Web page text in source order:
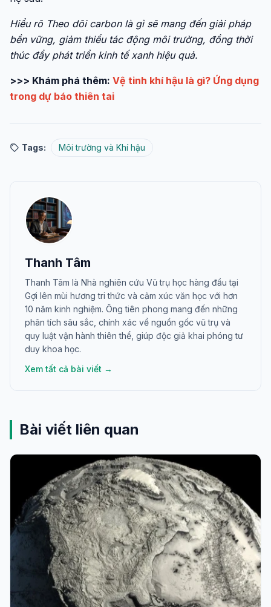
Hiểu rõ Theo dõi carbon là gì sẽ mang đến giải pháp
bền vững, giảm thiểu tác động môi trường, đồng thời
thúc đẩy phát triển kinh tế xanh hiệu quả.
>>> Khám phá thêm: Vệ tinh khí hậu là gì? Ứng dụng
trong dự báo thiên tai
Tags: Môi trường và Khí hậu
Thanh Tâm
Thanh Tâm là Nhà nghiên cứu Vũ trụ học hàng đầu tại
Gợi lên mùi hương tri thức và cảm xúc văn học với hơn
10 năm kinh nghiệm. Ông tiên phong mang đến những
phân tích sâu sắc, chính xác về nguồn gốc vũ trụ và
quy luật vận hành thiên thể, giúp độc giả khai phóng tư
duy khoa học.
Xem tất cả bài viết →
Bài viết liên quan